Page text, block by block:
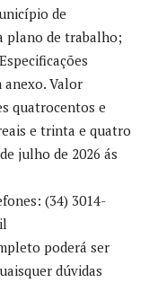
de
plano de trabalho;
anexo. Valor
quatrocentos e
e trinta e quatro
julho de 2026 ás
(34) 3014-
poderá ser
dúvidas